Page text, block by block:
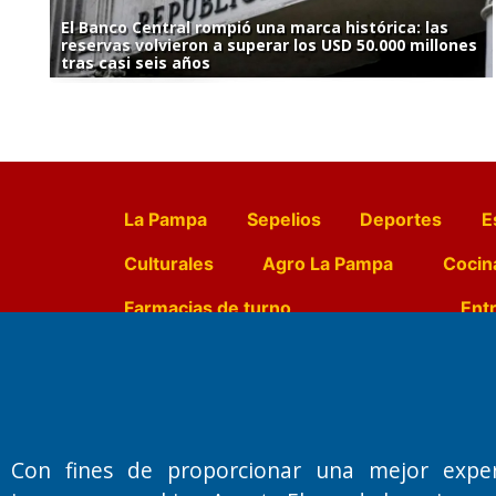
El Banco Central rompió una marca histórica: las
reservas volvieron a superar los USD 50.000 millones
tras casi seis años
La Pampa Sepelios Deportes
Culturales
Agro La Pampa
Farmacias de turno
Primera edición: Domingo 3 de
Miembro de ADIRA,ADEPA y CPPAL
Con fines de proporcionar una mejor